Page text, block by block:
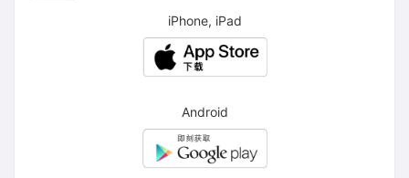
iPhone, iPad
Android